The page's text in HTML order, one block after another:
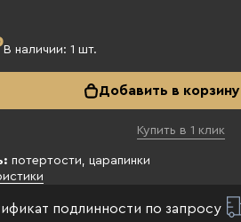
В наличии: 1 шт.
Добавить в корзину
Купить в 1 клик
потертости, царапинки
подлинности по запросу